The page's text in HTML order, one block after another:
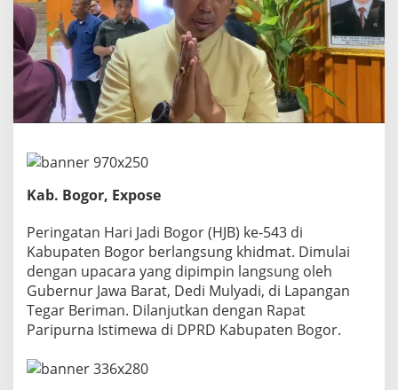
p
a
t
o
g
a
i
k
a
n
S
e
l
Kab. Bogor, Expose
Peringatan Hari Jadi Bogor (HJB) ke-543 di
Kabupaten Bogor berlangsung khidmat. Dimulai
dengan upacara yang dipimpin langsung oleh
Gubernur Jawa Barat, Dedi Mulyadi, di Lapangan
Tegar Beriman. Dilanjutkan dengan Rapat
Paripurna Istimewa di DPRD Kabupaten Bogor.